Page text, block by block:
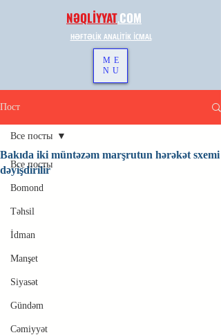
NƏQLİYYAT.COM
HƏFTƏLİK ANALİTİK İCMAL
ME
NU
Пост
Все посты
Bomond
Təhsil
İdman
Manşet
Siyasət
Gündəm
Cəmiyyət
Все посты
Bakıda iki müntəzəm marşrutun hərəkət sxemi
dəyişdirilir